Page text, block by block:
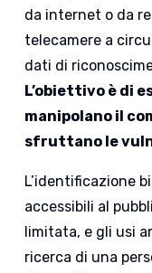
da internet o da
telecamere a
dati di
L’obiettivo è di
manipolano il
sfruttano le
L’identificazione
accessibili al
limitata, e gli usi
ricerca di una